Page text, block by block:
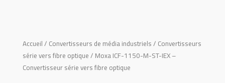
Accueil / Convertisseurs de média industriels / Convertisseurs
série vers fibre optique / Moxa ICF-1150-M-ST-IEX –
Convertisseur série vers fibre optique